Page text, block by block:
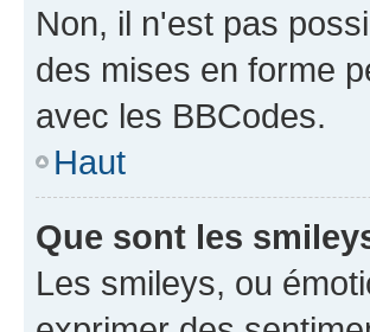
Non, il n'est pas
des mises en forme
avec les BBCodes.
Haut
Que sont les
Les smileys, ou